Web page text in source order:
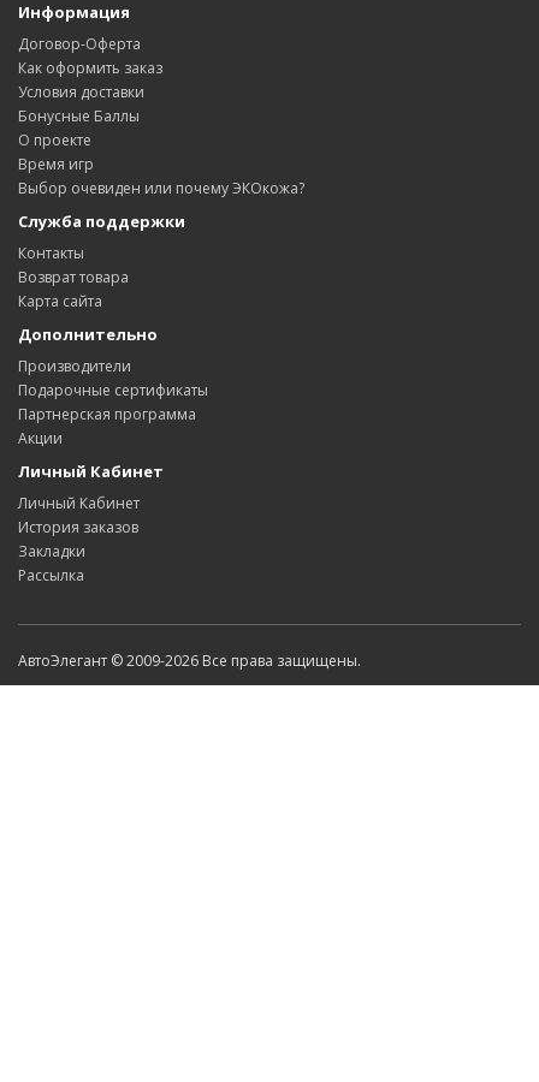
Информация
Договор-Оферта
Как оформить заказ
Условия доставки
Бонусные Баллы
О проекте
Время игр
Выбор очевиден или почему ЭКОкожа?
Служба поддержки
Контакты
Возврат товара
Карта сайта
Дополнительно
Производители
Подарочные сертификаты
Партнерская программа
Акции
Личный Кабинет
Личный Кабинет
История заказов
Закладки
Рассылка
АвтоЭлегант © 2009-2026 Все права защищены.